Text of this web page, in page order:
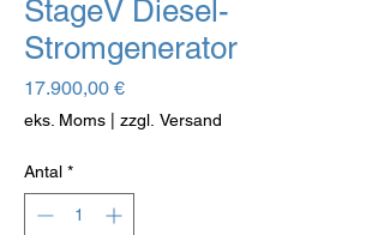
StageV Diesel-
Stromgenerator
17.900,00 €Pris
eks. Moms zzgl. Versand
Antal *